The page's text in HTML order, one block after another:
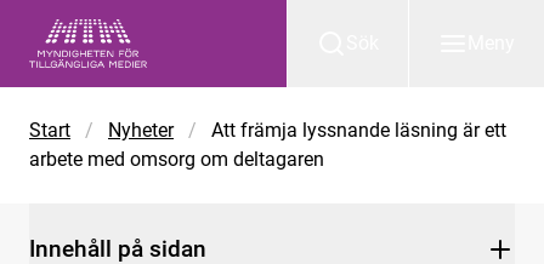
Start / Nyheter /
Att främja lyssnande läsning är ett
arbete med omsorg om deltagaren
Innehåll på sidan